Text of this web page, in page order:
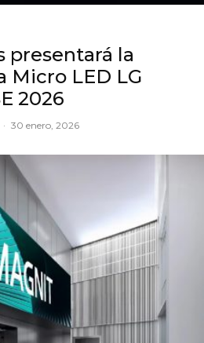
presentará la
Micro LED LG
2026
· 30 enero, 2026